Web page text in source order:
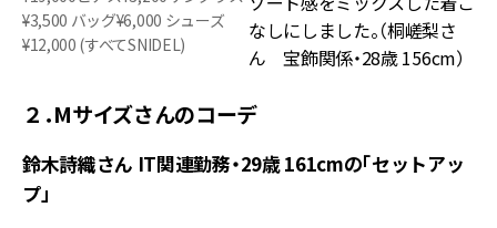
¥3,500 バッグ¥6,000 シューズ
¥12,000 (すべてSNIDEL)
なしにしました。（桐嵯梨さ
ん 宝飾関係・28歳 156cm）
２．Mサイズさんのコーデ
鈴木詩織さん IT関連勤務・29歳 161cmの「セットアッ
プ」